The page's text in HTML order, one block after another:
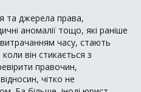
та джерела права,
аномалії тощо, які раніше
часу, стають
він стикається з
правочин,
чітко не